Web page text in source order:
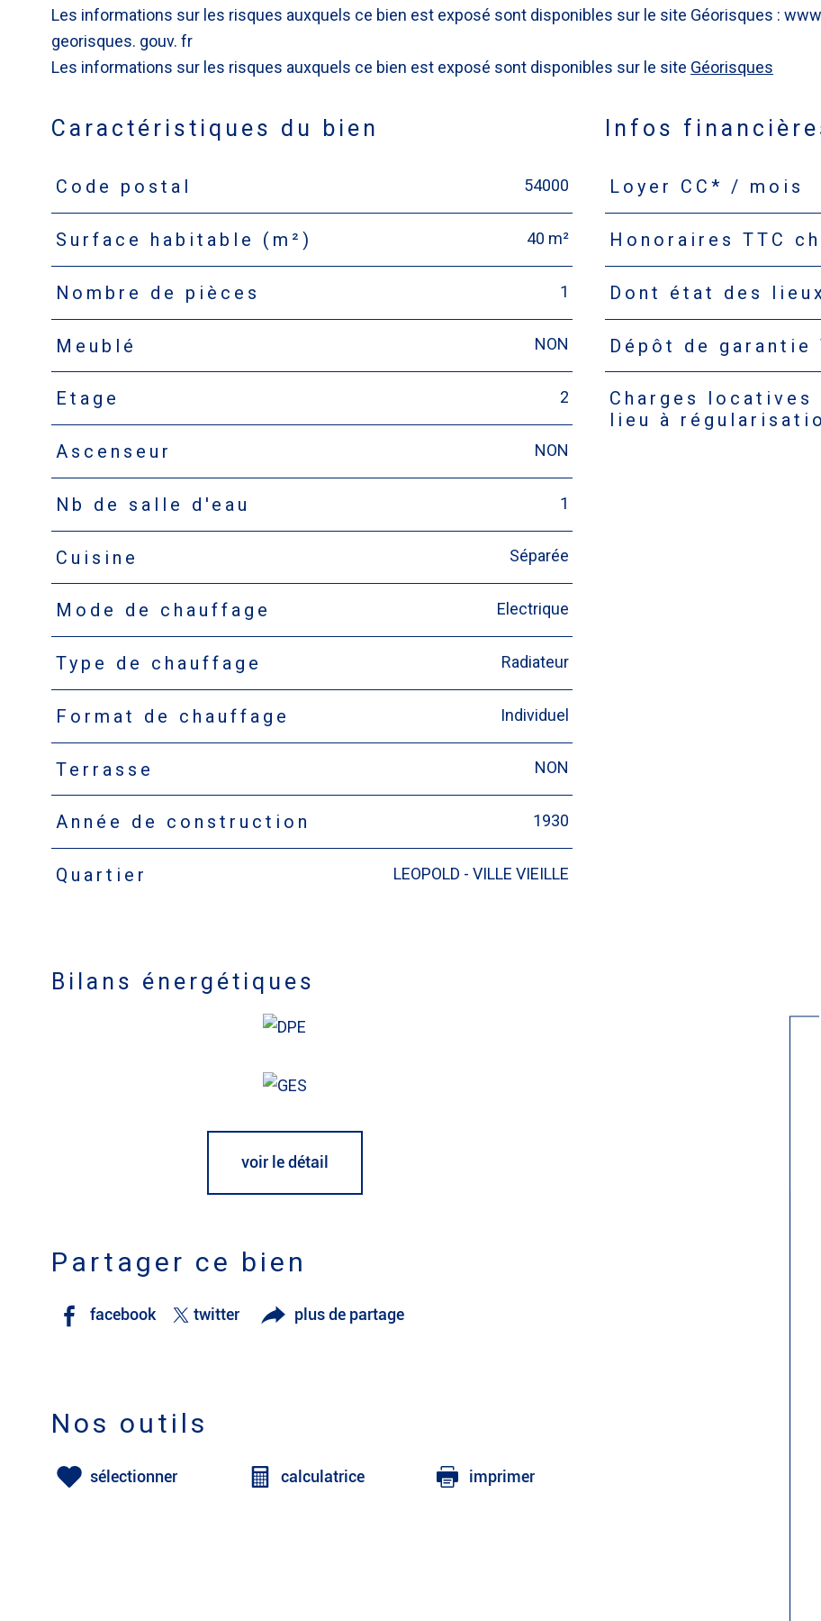
Les informations sur les risques auxquels ce bien est exposé sont disponibles sur le site Géorisques :
georisques. gouv. fr
Les informations sur les risques auxquels ce bien est exposé sont disponibles sur le site Géorisques
Caractéristiques du bien
Caractéristiques
Code postal 54000
Surface habitable (m²) 40 m²
Nombre de pièces 1
Meublé NON
Etage 2
Ascenseur NON
Nb de salle d'eau 1
Cuisine Séparée
Mode de chauffage Electrique
Type de chauffage Radiateur
Format de chauffage Individuel
Terrasse NON
Année de construction 1930
Quartier LEOPOLD - VILLE VIEILLE
Infos
Caractéristiques Valeurs
Loyer CC* / mois
Honoraires TTC
Dont état des
Dépôt de garantie
Charges
lieu à
Bilans énergétiques
voir le détail
Partager ce bien
facebook twitter plus de partage
Nos outils
sélectionner calculatrice imprimer